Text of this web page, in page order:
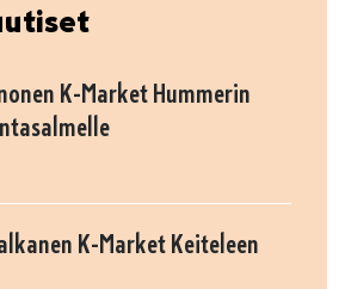
K-Market Hummerin
K-Market Keiteleen